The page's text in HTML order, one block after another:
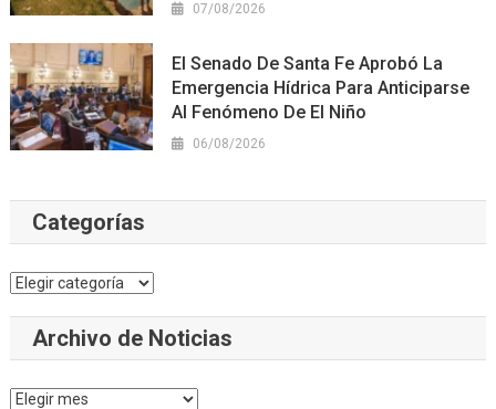
07/08/2026
El Senado De Santa Fe Aprobó La
Emergencia Hídrica Para Anticiparse
Al Fenómeno De El Niño
06/08/2026
Categorías
Categorías
Archivo de Noticias
Archivo